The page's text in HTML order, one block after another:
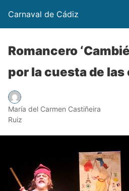
Carnaval de Cádiz
Romancero
por la cuesta de las
María del Carmen Castiñeira
Ruiz